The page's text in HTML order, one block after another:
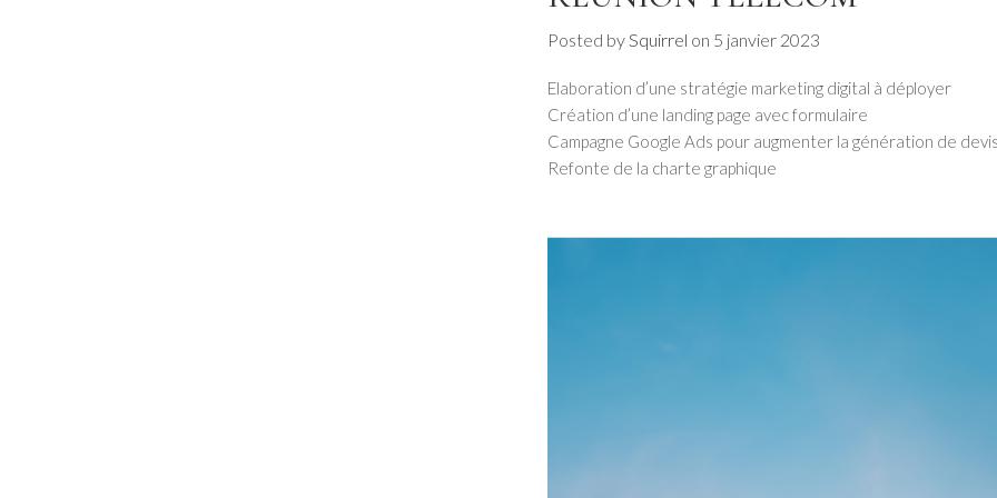
Posted bySquirrel on 5 janvier 2023
Elaboration d’une stratégie marketing digital à déployer
Création d’une landing page avec formulaire
Campagne Google Ads pour augmenter la génération de
Refonte de la charte graphique